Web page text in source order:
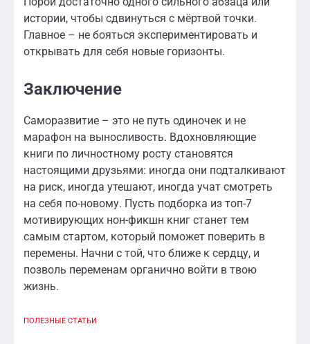
истории, чтобы сдвинуться с мёртвой точки.
Главное – не бояться экспериментировать и
открывать для себя новые горизонты.
Заключение
Саморазвитие – это не путь одиночек и не
марафон на выносливость. Вдохновляющие
книги по личностному росту становятся
настоящими друзьями: иногда они подталкивают
на риск, иногда утешают, иногда учат смотреть
на себя по-новому. Пусть подборка из топ-7
мотивирующих нон-фикшн книг станет тем
самым стартом, который поможет поверить в
перемены. Начни с той, что ближе к сердцу, и
позволь переменам органично войти в твою
жизнь.
ПОЛЕЗНЫЕ СТАТЬИ